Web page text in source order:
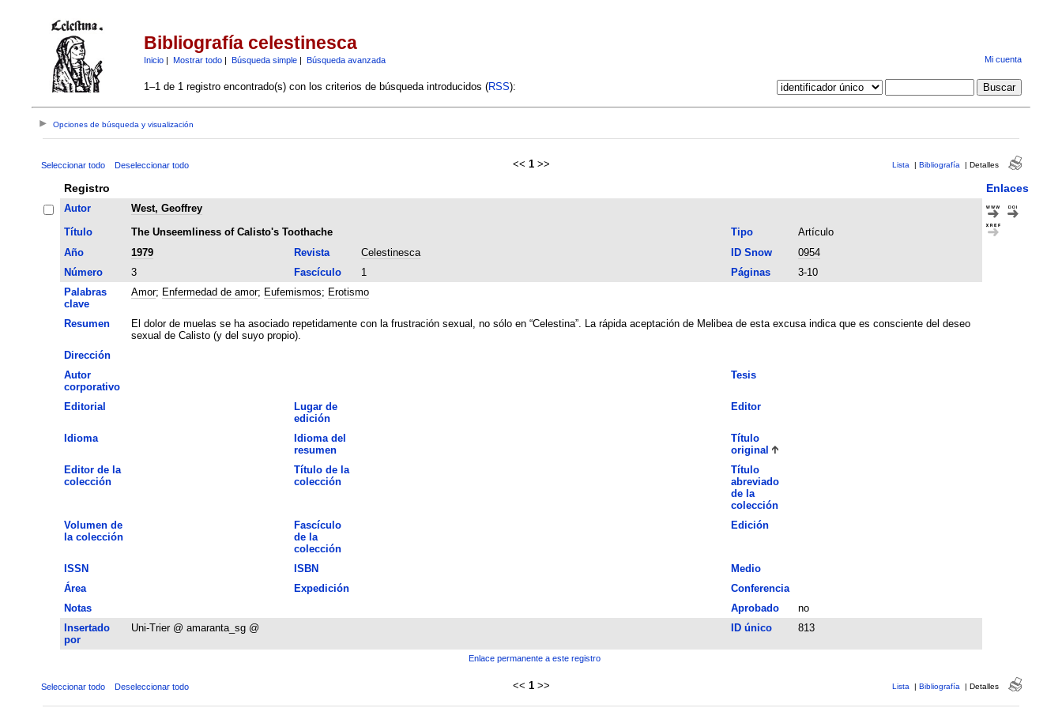
Bibliografía celestinesca
Inicio| Mostrar todo| Búsqueda simple| Búsqueda avanzada Mi cuenta
1–1 de 1 registro encontrado(s) con los criterios de búsqueda introducidos (RSS):
Opciones de búsqueda y visualización
Seleccionar todo Deseleccionar todo << 1 >> Lista | Bibliografía | Detalles
Registro Enlaces
Autor
West, Geoffrey
Título
The Unseemliness of Calisto's Toothache Tipo
Artículo
Año
1979 Revista Celestinesca ID Snow
0954
Número
3 Fascículo 1 Páginas
3-10
Palabras
clave
Amor; Enfermedad de amor; Eufemismos; Erotismo
Resumen
El dolor de muelas se ha asociado repetidamente con la frustración sexual, no sólo en “Celestina”. La rápida aceptación de Melibea de esta excusa indica que es consciente del deseo
sexual de Calisto (y del suyo propio).
Dirección
Autor
corporativo
Tesis
Editorial
Lugar de
edición
Editor
Idioma
Idioma del
resumen
Título
original
Editor de la
colección
Título de la
colección
Título
abreviado
de la
colección
Volumen de
la colección
Fascículo
de la
colección
Edición
ISSN ISBN
Medio
Área
Expedición
Conferencia
Notas
Aprobado
no
Insertado
por
Uni-Trier @ amaranta_sg @ ID único 813
Enlace permanente a este registro
Seleccionar todo Deseleccionar todo << 1 >> Lista | Bibliografía | Detalles